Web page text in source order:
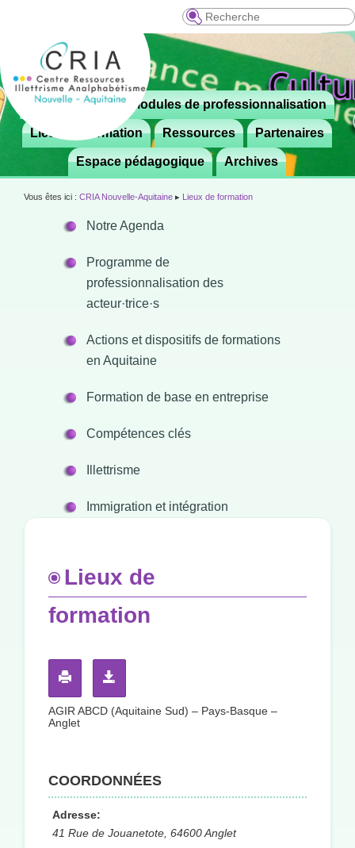
Recherche
Menu
principal
Aller
contenu
principal
 Le CRIA Modules de professionnalisation
Lieux de formation Ressources Partenaires
Espace pédagogique Archives
Vous êtes ici : CRIA Nouvelle-Aquitaine ▸ Lieux de formation
Notre Agenda
Programme de
professionnalisation des
acteur·trice·s
Actions et dispositifs de formations
en Aquitaine
Formation de base en entreprise
Compétences clés
Illettrisme
Immigration et intégration
Lieux de
formation
AGIR ABCD (Aquitaine Sud) – Pays-Basque –
Anglet
COORDONNÉES
Adresse:
41 Rue de Jouanetote, 64600 Anglet